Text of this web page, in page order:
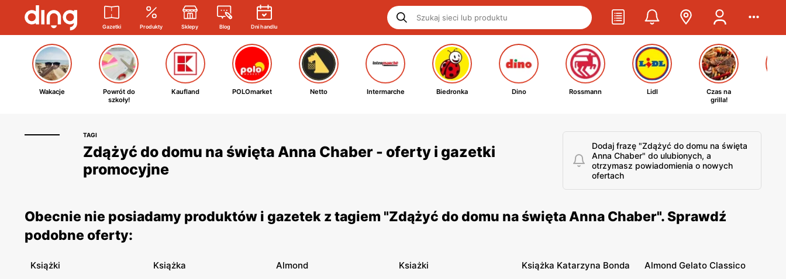
Gazetki Produkty Sklepy Blog Dni handlu
Wakacje
Powrót do
szkoły!
Kaufland POLOmarket Netto Intermarche Biedronka Dino Rossmann Lidl
Czas na
grilla!
TAGI
Zdążyć do domu na święta Anna Chaber - oferty i gazetki
promocyjne
Dodaj frazę "Zdążyć do domu na święta
Anna Chaber" do ulubionych, a
otrzymasz powiadomienia o nowych
ofertach
Obecnie nie posiadamy produktów i gazetek z tagiem "Zdążyć do domu na święta Anna Chaber". Sprawdź
podobne oferty:
Książki Książka Almond Ksiażki Książka Katarzyna Bonda Almond Gelato Classico